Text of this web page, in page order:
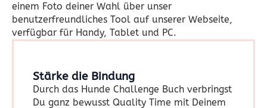
einem Foto deiner Wahl über unser
benutzerfreundliches Tool auf unserer Webseite,
verfügbar für Handy, Tablet und PC.
Stärke die Bindung
Durch das Hunde Challenge Buch verbringst
Du ganz bewusst Quality Time mit Deinem